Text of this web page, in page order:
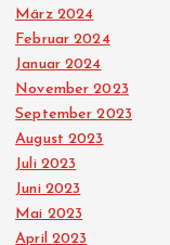
März 2024
Februar 2024
Januar 2024
November 2023
September 2023
August 2023
Juli 2023
Juni 2023
Mai 2023
April 2023